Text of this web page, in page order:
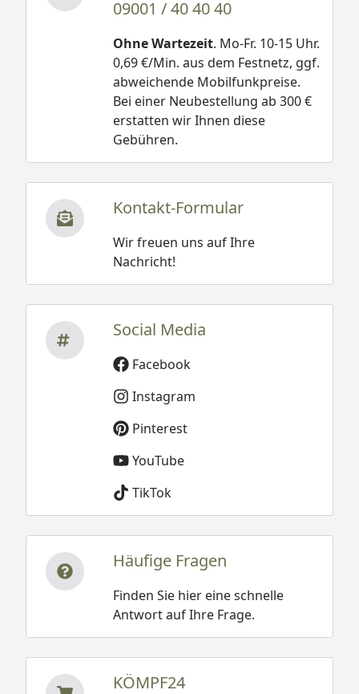
09001 / 40 40 40
Ohne Wartezeit. Mo-Fr. 10-15 Uhr.
0,69 €/Min. aus dem Festnetz, ggf.
abweichende Mobilfunkpreise.
Bei einer Neubestellung ab 300 €
erstatten wir Ihnen diese
Gebühren.
Kontakt-Formular
Wir freuen uns auf Ihre
Nachricht!
Social Media
Facebook
Instagram
Pinterest
YouTube
TikTok
Häufige Fragen
Finden Sie hier eine schnelle
Antwort auf Ihre Frage.
KÖMPF24